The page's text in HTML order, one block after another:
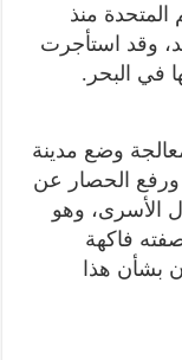
المتحدة منذ
وقد استأجرت
في البحر.
وضع مدينة
ورفع الحصار عن
الأسرى، وهو
فاكهة
بشأن هذا